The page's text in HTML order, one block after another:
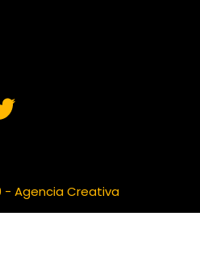
- Agencia Creativa